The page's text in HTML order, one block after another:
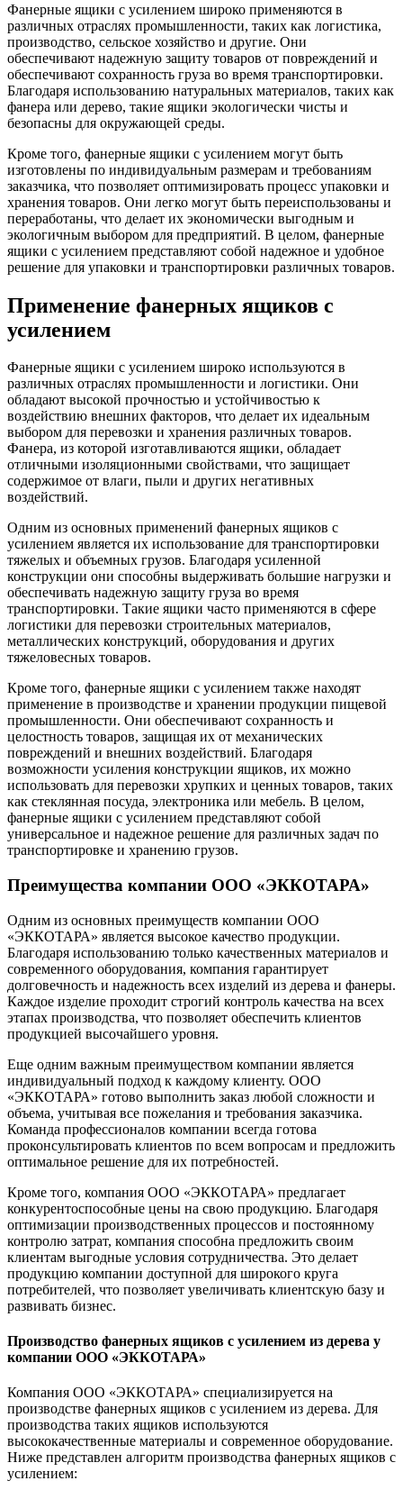
Фанерные ящики с усилением широко применяются в
различных отраслях промышленности, таких как логистика,
производство, сельское хозяйство и другие. Они
обеспечивают надежную защиту товаров от повреждений и
обеспечивают сохранность груза во время транспортировки.
Благодаря использованию натуральных материалов, таких как
фанера или дерево, такие ящики экологически чисты и
безопасны для окружающей среды.
Кроме того, фанерные ящики с усилением могут быть
изготовлены по индивидуальным размерам и требованиям
заказчика, что позволяет оптимизировать процесс упаковки и
хранения товаров. Они легко могут быть переиспользованы и
переработаны, что делает их экономически выгодным и
экологичным выбором для предприятий. В целом, фанерные
ящики с усилением представляют собой надежное и удобное
решение для упаковки и транспортировки различных товаров.
Применение фанерных ящиков с
усилением
Фанерные ящики с усилением широко используются в
различных отраслях промышленности и логистики. Они
обладают высокой прочностью и устойчивостью к
воздействию внешних факторов, что делает их идеальным
выбором для перевозки и хранения различных товаров.
Фанера, из которой изготавливаются ящики, обладает
отличными изоляционными свойствами, что защищает
содержимое от влаги, пыли и других негативных
воздействий.
Одним из основных применений фанерных ящиков с
усилением является их использование для транспортировки
тяжелых и объемных грузов. Благодаря усиленной
конструкции они способны выдерживать большие нагрузки и
обеспечивать надежную защиту груза во время
транспортировки. Такие ящики часто применяются в сфере
логистики для перевозки строительных материалов,
металлических конструкций, оборудования и других
тяжеловесных товаров.
Кроме того, фанерные ящики с усилением также находят
применение в производстве и хранении продукции пищевой
промышленности. Они обеспечивают сохранность и
целостность товаров, защищая их от механических
повреждений и внешних воздействий. Благодаря
возможности усиления конструкции ящиков, их можно
использовать для перевозки хрупких и ценных товаров, таких
как стеклянная посуда, электроника или мебель. В целом,
фанерные ящики с усилением представляют собой
универсальное и надежное решение для различных задач по
транспортировке и хранению грузов.
Преимущества компании ООО «ЭККОТАРА»
Одним из основных преимуществ компании ООО
«ЭККОТАРА» является высокое качество продукции.
Благодаря использованию только качественных материалов и
современного оборудования, компания гарантирует
долговечность и надежность всех изделий из дерева и фанеры.
Каждое изделие проходит строгий контроль качества на всех
этапах производства, что позволяет обеспечить клиентов
продукцией высочайшего уровня.
Еще одним важным преимуществом компании является
индивидуальный подход к каждому клиенту. ООО
«ЭККОТАРА» готово выполнить заказ любой сложности и
объема, учитывая все пожелания и требования заказчика.
Команда профессионалов компании всегда готова
проконсультировать клиентов по всем вопросам и предложить
оптимальное решение для их потребностей.
Кроме того, компания ООО «ЭККОТАРА» предлагает
конкурентоспособные цены на свою продукцию. Благодаря
оптимизации производственных процессов и постоянному
контролю затрат, компания способна предложить своим
клиентам выгодные условия сотрудничества. Это делает
продукцию компании доступной для широкого круга
потребителей, что позволяет увеличивать клиентскую базу и
развивать бизнес.
Производство фанерных ящиков с усилением из дерева у
компании ООО «ЭККОТАРА»
Компания ООО «ЭККОТАРА» специализируется на
производстве фанерных ящиков с усилением из дерева. Для
производства таких ящиков используются
высококачественные материалы и современное оборудование.
Ниже представлен алгоритм производства фанерных ящиков с
усилением: